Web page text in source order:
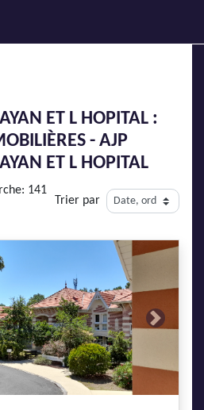
ET L HOPITAL :
- AJP
ET L HOPITAL
141
Trier par
Next